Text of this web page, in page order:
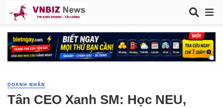
DOANH NHÂN
Tân CEO Xanh SM: Học NEU,